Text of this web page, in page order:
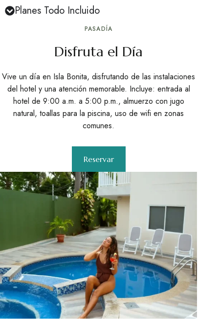
Planes Todo Incluido
PASADÍA
Disfruta el Día
Vive un día en Isla Bonita, disfrutando de las instalaciones
del hotel y una atención memorable. Incluye: entrada al
hotel de 9:00 a.m. a 5:00 p.m., almuerzo con jugo
natural, toallas para la piscina, uso de wifi en zonas
comunes.
Reservar